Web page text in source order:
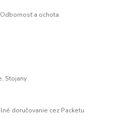
a ochota
Stojany
doručovanie cez Packetu